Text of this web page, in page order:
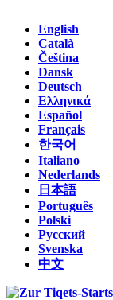
English
Català
Čeština
Dansk
Deutsch
Ελληνικά
Español
Français
한국어
Italiano
Nederlands
日本語
Português
Polski
Русский
Svenska
中文